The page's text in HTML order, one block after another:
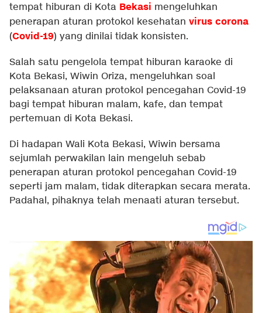
tempat hiburan di Kota Bekasi mengeluhkan
penerapan aturan protokol kesehatan virus corona
(Covid-19) yang dinilai tidak konsisten.
Salah satu pengelola tempat hiburan karaoke di
Kota Bekasi, Wiwin Oriza, mengeluhkan soal
pelaksanaan aturan protokol pencegahan Covid-19
bagi tempat hiburan malam, kafe, dan tempat
pertemuan di Kota Bekasi.
Di hadapan Wali Kota Bekasi, Wiwin bersama
sejumlah perwakilan lain mengeluh sebab
penerapan aturan protokol pencegahan Covid-19
seperti jam malam, tidak diterapkan secara merata.
Padahal, pihaknya telah menaati aturan tersebut.